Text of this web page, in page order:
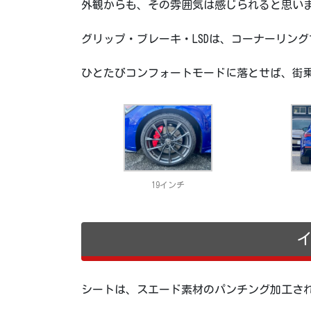
外観からも、その雰囲気は感じられると思い
グリップ・ブレーキ・LSDは、コーナーリン
ひとたびコンフォートモードに落とせば、街
19インチ
シートは、スエード素材のパンチング加工